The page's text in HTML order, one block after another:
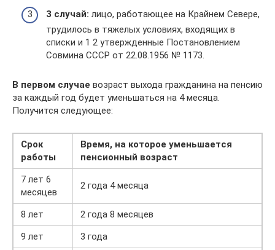
3 случай: лицо, работающее на Крайнем Севере,
трудилось в тяжелых условиях, входящих в
списки и 1 2 утвержденные Постановлением
Совмина СССР от 22.08.1956 № 1173.
В первом случае возраст выхода гражданина на пенсию
за каждый год будет уменьшаться на 4 месяца.
Получится следующее:
Срок
работы
Время, на которое уменьшается
пенсионный возраст
7 лет 6
месяцев
2 года 4 месяца
8 лет
2 года 8 месяцев
9 лет
3 года